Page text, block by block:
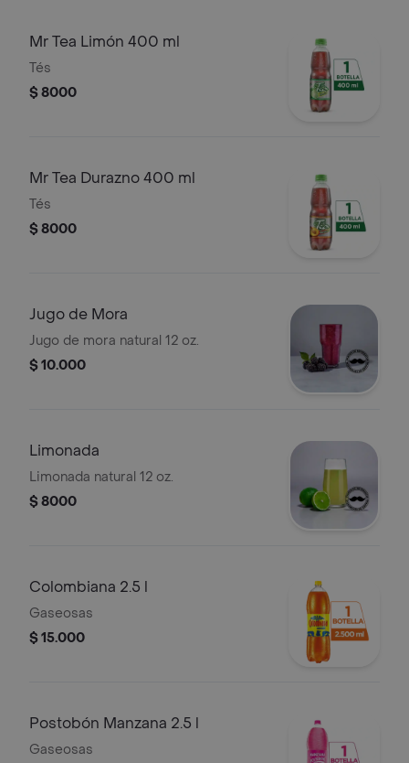
Mr Tea Limón 400 ml
Tés
$ 8000
Mr Tea Durazno 400 ml
Tés
$ 8000
Jugo de Mora
Jugo de mora natural 12 oz.
$ 10.000
Limonada
Limonada natural 12 oz.
$ 8000
Colombiana 2.5 l
Gaseosas
$ 15.000
Postobón Manzana 2.5 l
Gaseosas